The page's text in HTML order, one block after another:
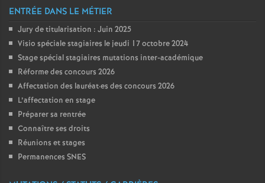
n
d
ENTRÉE DANS LE MÉTIER
Jury de titularisation : Juin 2025
Visio spéciale stagiaires le jeudi 17 octobre 2024
Stage spécial stagiaires mutations inter-académique
Réforme des concours 2026
Affectation des lauréat·es des concours 2026
L’affectation en stage
Préparer sa rentrée
Connaître ses droits
Réunions et stages
Permanences SNES